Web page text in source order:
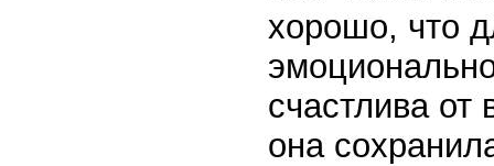
хорошо, что
счастлива от
она